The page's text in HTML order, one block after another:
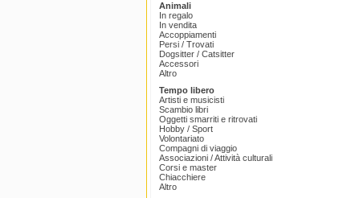
Animali
In regalo
In vendita
Accoppiamenti
Persi / Trovati
Dogsitter / Catsitter
Accessori
Altro
Tempo libero
Artisti e musicisti
Scambio libri
Oggetti smarriti e ritrovati
Hobby / Sport
Volontariato
Compagni di viaggio
Associazioni / Attività culturali
Corsi e master
Chiacchiere
Altro